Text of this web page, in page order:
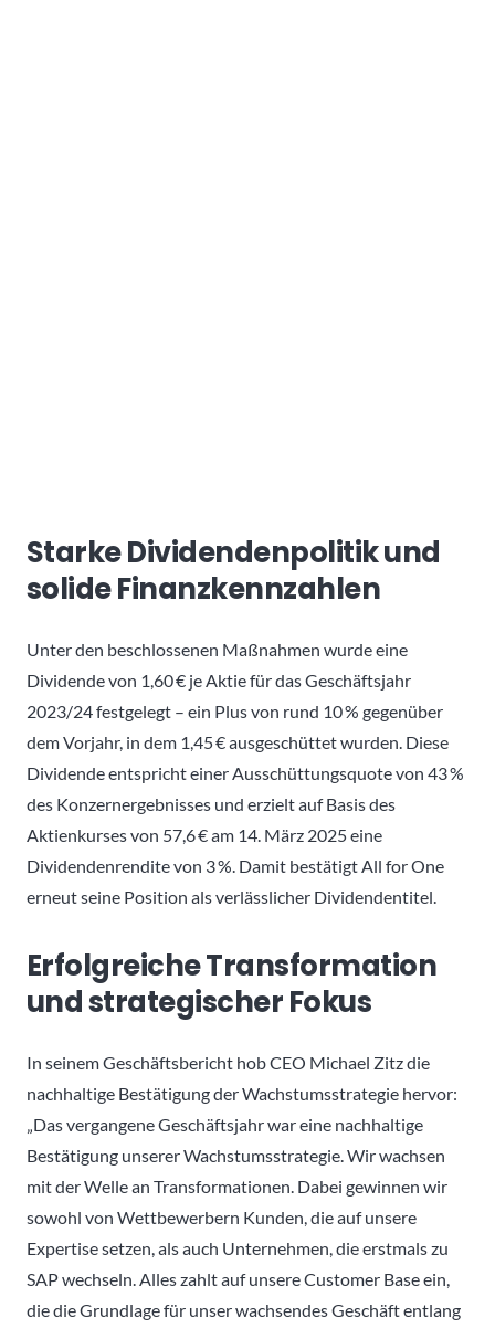
Starke Dividendenpolitik und
solide Finanzkennzahlen
Unter den beschlossenen Maßnahmen wurde eine
Dividende von 1,60 € je Aktie für das Geschäftsjahr
2023/24 festgelegt – ein Plus von rund 10 % gegenüber
dem Vorjahr, in dem 1,45 € ausgeschüttet wurden. Diese
Dividende entspricht einer Ausschüttungsquote von 43 %
des Konzernergebnisses und erzielt auf Basis des
Aktienkurses von 57,6 € am 14. März 2025 eine
Dividendenrendite von 3 %. Damit bestätigt All for One
erneut seine Position als verlässlicher Dividendentitel.
Erfolgreiche Transformation
und strategischer Fokus
In seinem Geschäftsbericht hob CEO Michael Zitz die
nachhaltige Bestätigung der Wachstumsstrategie hervor:
„Das vergangene Geschäftsjahr war eine nachhaltige
Bestätigung unserer Wachstumsstrategie. Wir wachsen
mit der Welle an Transformationen. Dabei gewinnen wir
sowohl von Wettbewerbern Kunden, die auf unsere
Expertise setzen, als auch Unternehmen, die erstmals zu
SAP wechseln. Alles zahlt auf unsere Customer Base ein,
die die Grundlage für unser wachsendes Geschäft entlang